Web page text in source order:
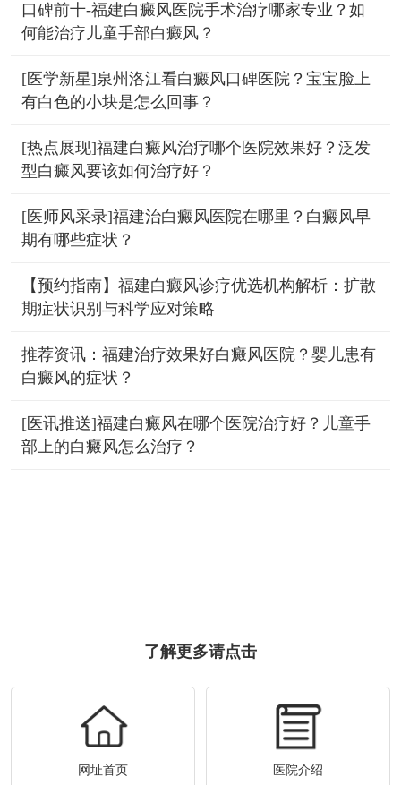
口碑前十-福建白癜风医院手术治疗哪家专业？如
何能治疗儿童手部白癜风？
[医学新星]泉州洛江看白癜风口碑医院？宝宝脸上
有白色的小块是怎么回事？
[热点展现]福建白癜风治疗哪个医院效果好？泛发
型白癜风要该如何治疗好？
[医师风采录]福建治白癜风医院在哪里？白癜风早
期有哪些症状？
【预约指南】福建白癜风诊疗优选机构解析：扩散
期症状识别与科学应对策略
推荐资讯：福建治疗效果好白癜风医院？婴儿患有
白癜风的症状？
[医讯推送]福建白癜风在哪个医院治疗好？儿童手
部上的白癜风怎么治疗？
了解更多请点击
网址首页 医院介绍